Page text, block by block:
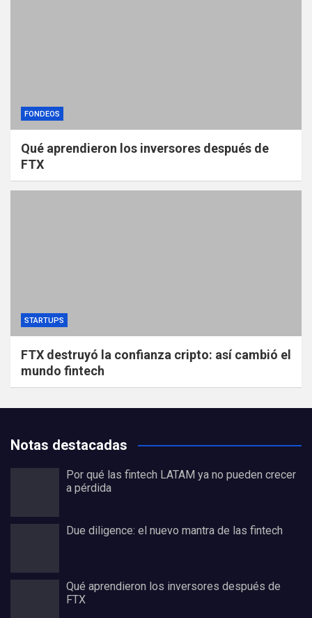
FONDEOS
Qué aprendieron los inversores después de
FTX
STARTUPS
FTX destruyó la confianza cripto: así cambió el
mundo fintech
Notas destacadas
Por qué las fintech LATAM ya no pueden crecer
a pérdida
Due diligence: el nuevo mantra de las fintech
Qué aprendieron los inversores después de
FTX